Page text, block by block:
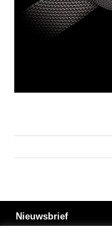
Nieuwsbrief